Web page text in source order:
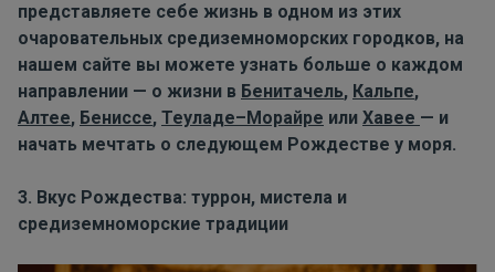
представляете себе жизнь в одном из этих
очаровательных средиземноморских городков, на
нашем сайте вы можете узнать больше о каждом
направлении — о жизни в Бенитачель, Кальпе,
Алтее, Бениссе, Теуладе–Морайре или Хавее — и
начать мечтать о следующем Рождестве у моря.
3. Вкус Рождества: туррон, мистела и
средиземноморские традиции